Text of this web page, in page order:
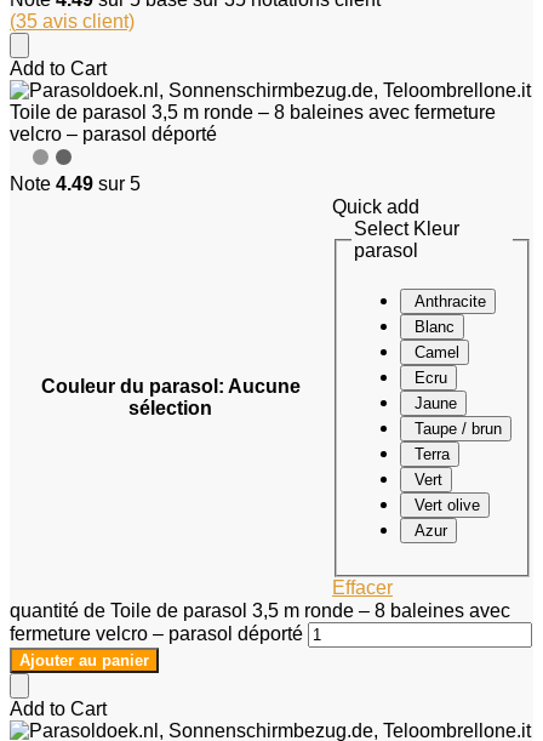
(35 avis client)
Add to Cart
Toile de parasol 3,5 m ronde – 8 baleines avec fermeture
velcro – parasol déporté
Note 4.49 sur 5
Couleur du parasol : Aucune
sélection
Quick add
Select Kleur
parasol
Anthracite
Blanc
Camel
Ecru
Jaune
Taupe / brun
Terra
Vert
Vert olive
Azur
Effacer
quantité de Toile de parasol 3,5 m ronde – 8 baleines avec
fermeture velcro – parasol déporté
Ajouter au panier
Add to Cart